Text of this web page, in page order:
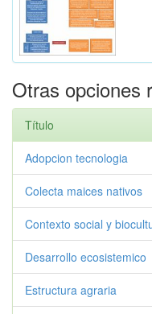
Otras opciones
Título
Adopcion tecnologia
Colecta maices nativos
Contexto social y
Desarrollo ecosistemico
Estructura agraria